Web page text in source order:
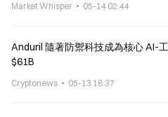
Market Whisper 05-14 02:44
Anduril 隨著防禦科技成為核心 AI-工業布局
$61B
Cryptonews 05-13 18:37